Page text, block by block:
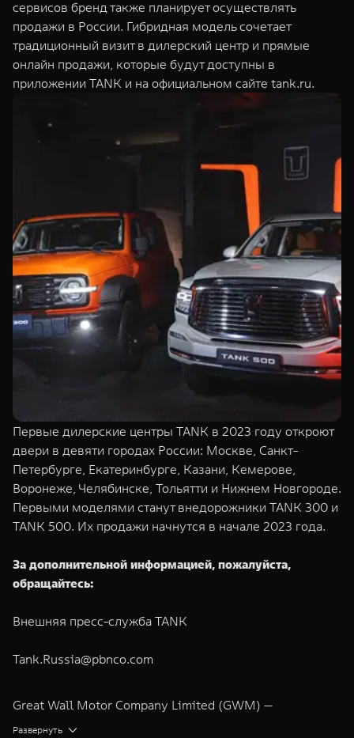
сервисов бренд также планирует осуществлять
продажи в России. Гибридная модель сочетает
традиционный визит в дилерский центр и прямые
онлайн продажи, которые будут доступны в
приложении TANK и на официальном сайте tank.ru.
Первые дилерские центры TANK в 2023 году откроют
двери в девяти городах России: Москве, Санкт-
Петербурге, Екатеринбурге, Казани, Кемерове,
Воронеже, Челябинске, Тольятти и Нижнем Новгороде.
Первыми моделями станут внедорожники TANK 300 и
TANK 500. Их продажи начнутся в начале 2023 года.
За дополнительной информацией, пожалуйста,
обращайтесь:
Внешняя пресс-служба TANK
Tank.Russia@pbnco.com
Great Wall Motor Company Limited (GWM) —
глобальный производитель внедорожников,
Развернуть